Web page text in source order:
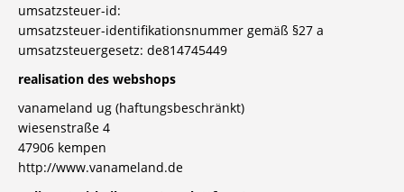
umsatzsteuer-id:
umsatzsteuer-identifikationsnummer gemäß §27 a
umsatzsteuergesetz: de814745449
realisation des webshops
vanameland ug (haftungsbeschränkt)
wiesenstraße 4
47906 kempen
http://www.vanameland.de